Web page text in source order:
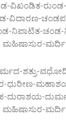
ವಿಖಂಡಿತ-ರುಂಡ-
ವಿದಾರಣ-
ನಿಪಾಟಿತ-
ಮರ್ದಿನಿ
ಶತ್ರು-
ಧುರೀಣ-
ದುರಾಶಯ-
ಮರ್ದಿನಿ